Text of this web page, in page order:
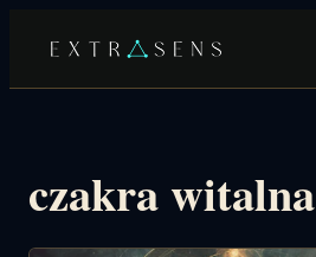
treści
czakra witalna